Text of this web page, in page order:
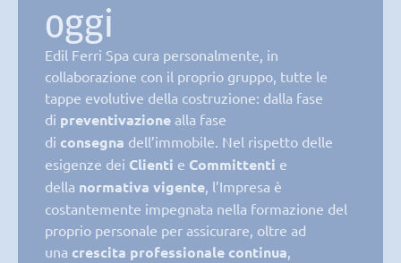
oggi
Edil Ferri Spa cura personalmente, in
collaborazione con il proprio gruppo, tutte le
tappe evolutive della costruzione: dalla fase
di preventivazione alla fase
di consegna dell’immobile. Nel rispetto delle
esigenze dei Clienti e Committenti e
della normativa vigente , l’Impresa è
costantemente impegnata nella formazione del
proprio personale per assicurare, oltre ad
una crescita professionale continua